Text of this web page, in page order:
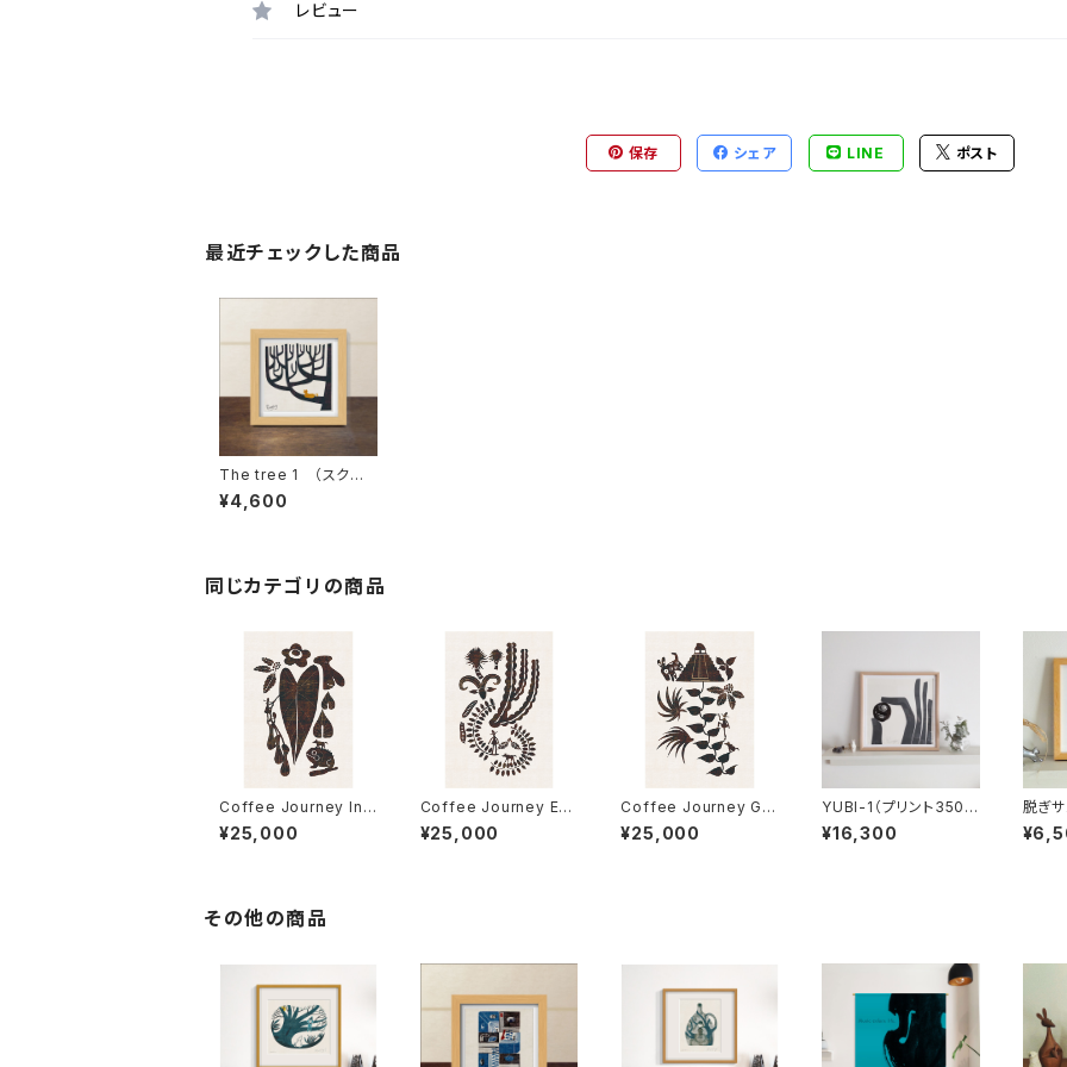
レビュー
保存 シェア LINE ポスト
最近チェックした商品
The tree 1 （スクエ
アフレーム付・サイン入
り）
¥4,600
同じカテゴリの商品
Coffee Journey Ind
onesia 7枚限定（フ
レーム・サイン・エディシ
¥25,000
Coffee Journey Eth
iopia 7枚限定（フレ
ーム・サイン・エディショ
¥25,000
Coffee Journey Gu
atemala 7枚限定（フ
レーム・サイン・エディシ
¥25,000
YUBI-1（プリント350×
350・サイン・フレーム
付)
¥16,300
脱ぎ
フレー
蒸しサ
その他の商品